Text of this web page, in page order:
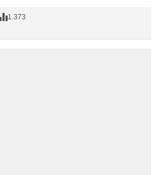
1.373